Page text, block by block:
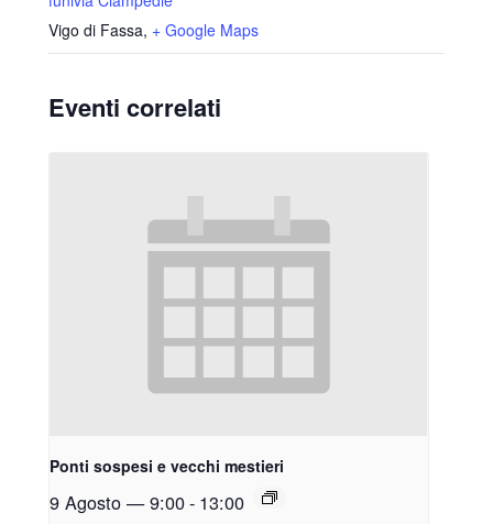
Vigo di Fassa, + Google Maps
Eventi correlati
Ponti sospesi e vecchi mestieri
9 Agosto — 9:00- 13:00